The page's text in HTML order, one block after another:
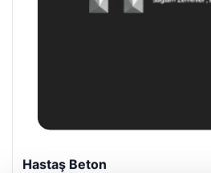
Prenses Night Club